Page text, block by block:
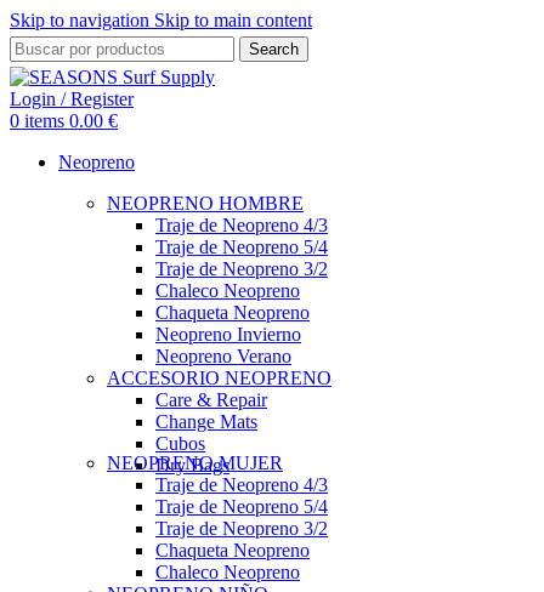
Skip to navigation Skip to main content
Search
Login / Register
0 items 0.00 €
Neopreno
NEOPRENO HOMBRE
Traje de Neopreno 4/3
Traje de Neopreno 5/4
Traje de Neopreno 3/2
Chaleco Neopreno
Chaqueta Neopreno
Neopreno Invierno
Neopreno Verano
ACCESORIO NEOPRENO
Care & Repair
Change Mats
Cubos
Dry Bags
NEOPRENO MUJER
Traje de Neopreno 4/3
Traje de Neopreno 5/4
Traje de Neopreno 3/2
Chaqueta Neopreno
Chaleco Neopreno